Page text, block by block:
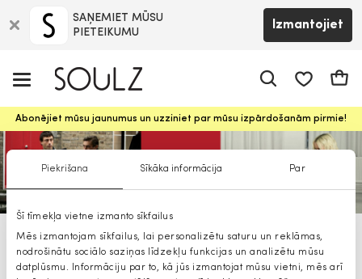
Piekrišana Sīkāka informācija Par
Šī tīmekļa vietne izmanto sīkfailus
Mēs izmantojam sīkfailus, lai personalizētu saturu un reklāmas,
nodrošinātu sociālo saziņas līdzekļu funkcijas un analizētu mūsu
datplūsmu. Informāciju par to, kā jūs izmantojat mūsu vietni, mēs arī
SAŅEMIET MŪSU
PIETEIKUMU
Izmantojiet
Abonējiet mūsu jaunumus un uzziniet par mūsu izpārdošanām pirmie!
HUGO puszābaki sievietēm